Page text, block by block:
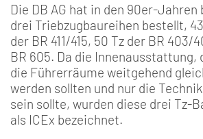
Die DB AG hat in den 90er-
drei Triebzugbaureihen bestellt,
der BR 411/415, 50 Tz der BR 403/
BR 605. Da die Innenausstattung,
die Führerräume weitgehend
werden sollten und nur die
sein sollte, wurden diese drei Tz-
als ICEx bezeichnet.